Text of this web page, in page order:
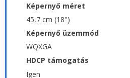
Képernyő méret
45,7 cm (18")
Képernyő üzemmód
WQXGA
HDCP támogatás
Igen